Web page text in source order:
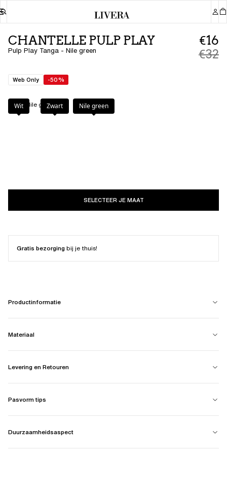
CHANTELLE PULP PLAY
Pulp Play Tanga - Nile green
€16
€32
Web Only -50%
Kleur: Nile green
Wit Zwart Nile green
SELECTEER JE MAAT
Gratis bezorgingbij je thuis!
Productinformatie
Materiaal
Levering en Retouren
Pasvorm tips
Duurzaamheidsaspect